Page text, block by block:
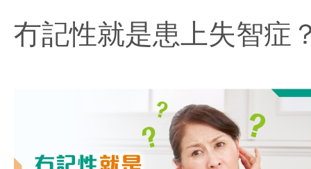
冇記性就是患上失智症